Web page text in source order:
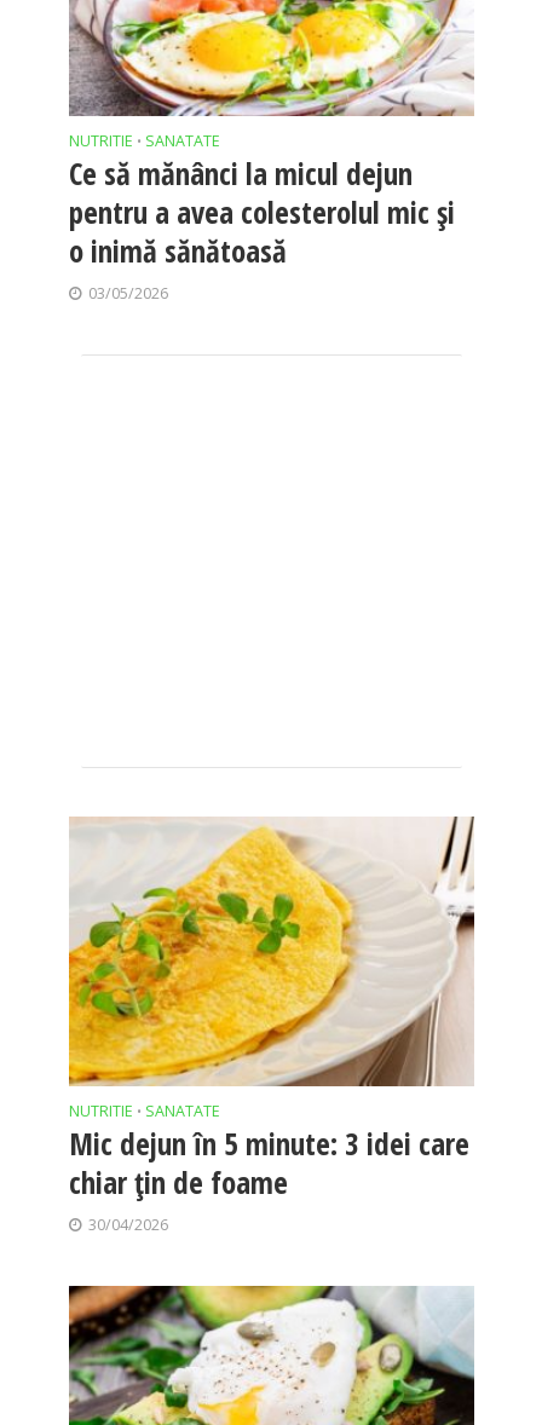
NUTRITIE • SANATATE
Ce să mănânci la micul dejun
pentru a avea colesterolul mic și
o inimă sănătoasă
03/05/2026
NUTRITIE • SANATATE
Mic dejun în 5 minute: 3 idei care
chiar țin de foame
30/04/2026